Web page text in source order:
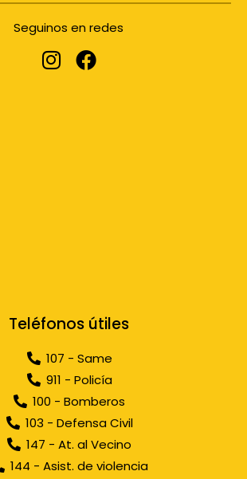
Seguinos en redes
Teléfonos útiles
107 - Same
911 - Policía
100 - Bomberos
103 - Defensa Civil
147 - At. al Vecino
144 - Asist. de violencia